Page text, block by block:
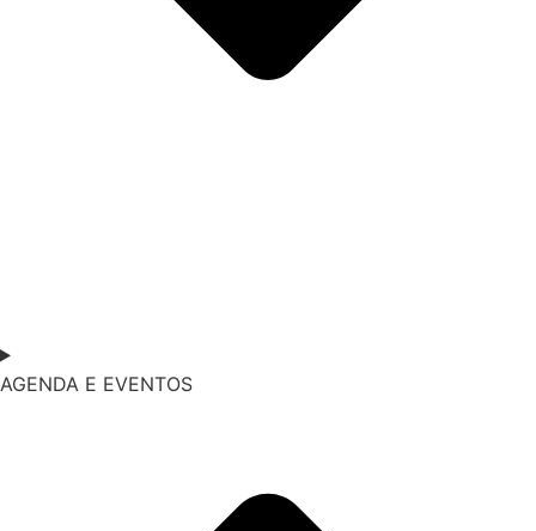
AGENDA E EVENTOS